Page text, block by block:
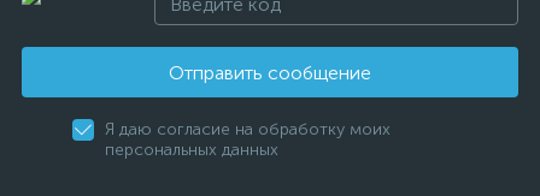
Отправить сообщение
Я даю согласие на обработку моих
персональных данных